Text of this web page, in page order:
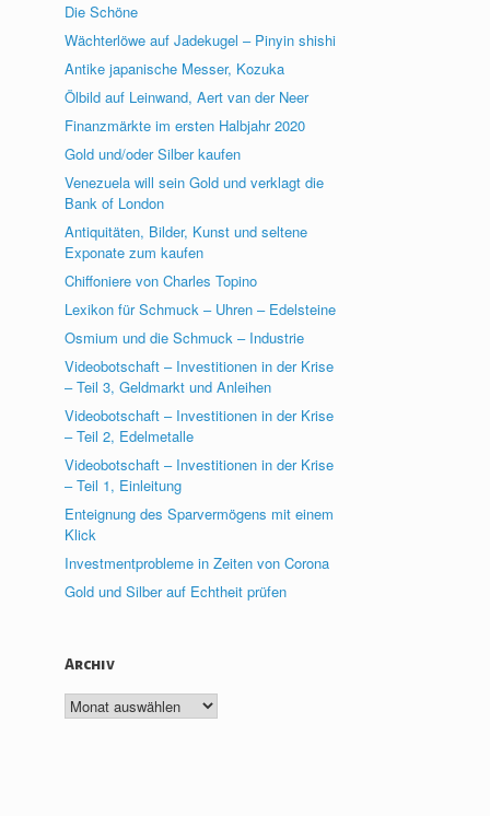
Die Schöne
Wächterlöwe auf Jadekugel – Pinyin shishi
Antike japanische Messer, Kozuka
Ölbild auf Leinwand, Aert van der Neer
Finanzmärkte im ersten Halbjahr 2020
Gold und/oder Silber kaufen
Venezuela will sein Gold und verklagt die
Bank of London
Antiquitäten, Bilder, Kunst und seltene
Exponate zum kaufen
Chiffoniere von Charles Topino
Lexikon für Schmuck – Uhren – Edelsteine
Osmium und die Schmuck – Industrie
Videobotschaft – Investitionen in der Krise
– Teil 3, Geldmarkt und Anleihen
Videobotschaft – Investitionen in der Krise
– Teil 2, Edelmetalle
Videobotschaft – Investitionen in der Krise
– Teil 1, Einleitung
Enteignung des Sparvermögens mit einem
Klick
Investmentprobleme in Zeiten von Corona
Gold und Silber auf Echtheit prüfen
Archiv
Archiv